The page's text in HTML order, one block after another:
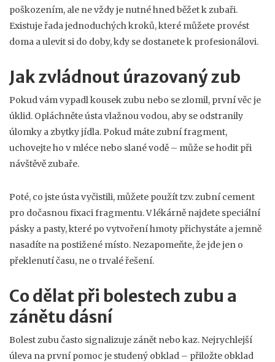
poškozením, ale ne vždy je nutné hned běžet k zubaři.
Existuje řada jednoduchých kroků, které můžete provést
doma a ulevit si do doby, kdy se dostanete k profesionálovi.
Jak zvládnout úrazovaný zub
Pokud vám vypadl kousek zubu nebo se zlomil, první věc je
úklid. Opláchněte ústa vlažnou vodou, aby se odstranily
úlomky a zbytky jídla. Pokud máte zubní fragment,
uchovejte ho v mléce nebo slané vodě – může se hodit při
návštěvě zubaře.
Poté, co jste ústa vyčistili, můžete použít tzv. zubní cement
pro dočasnou fixaci fragmentu. V lékárně najdete speciální
pásky a pasty, které po vytvoření hmoty přichystáte a jemně
nasadíte na postižené místo. Nezapomeňte, že jde jen o
překlenutí času, ne o trvalé řešení.
Co dělat při bolestech zubu a
zánětu dásní
Bolest zubu často signalizuje zánět nebo kaz. Nejrychlejší
úleva na první pomoc je studený obklad – přiložte obklad